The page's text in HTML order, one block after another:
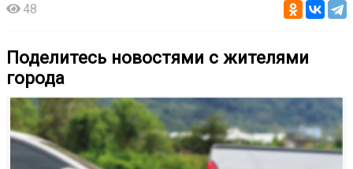
48
Поделитесь новостями с жителями
города